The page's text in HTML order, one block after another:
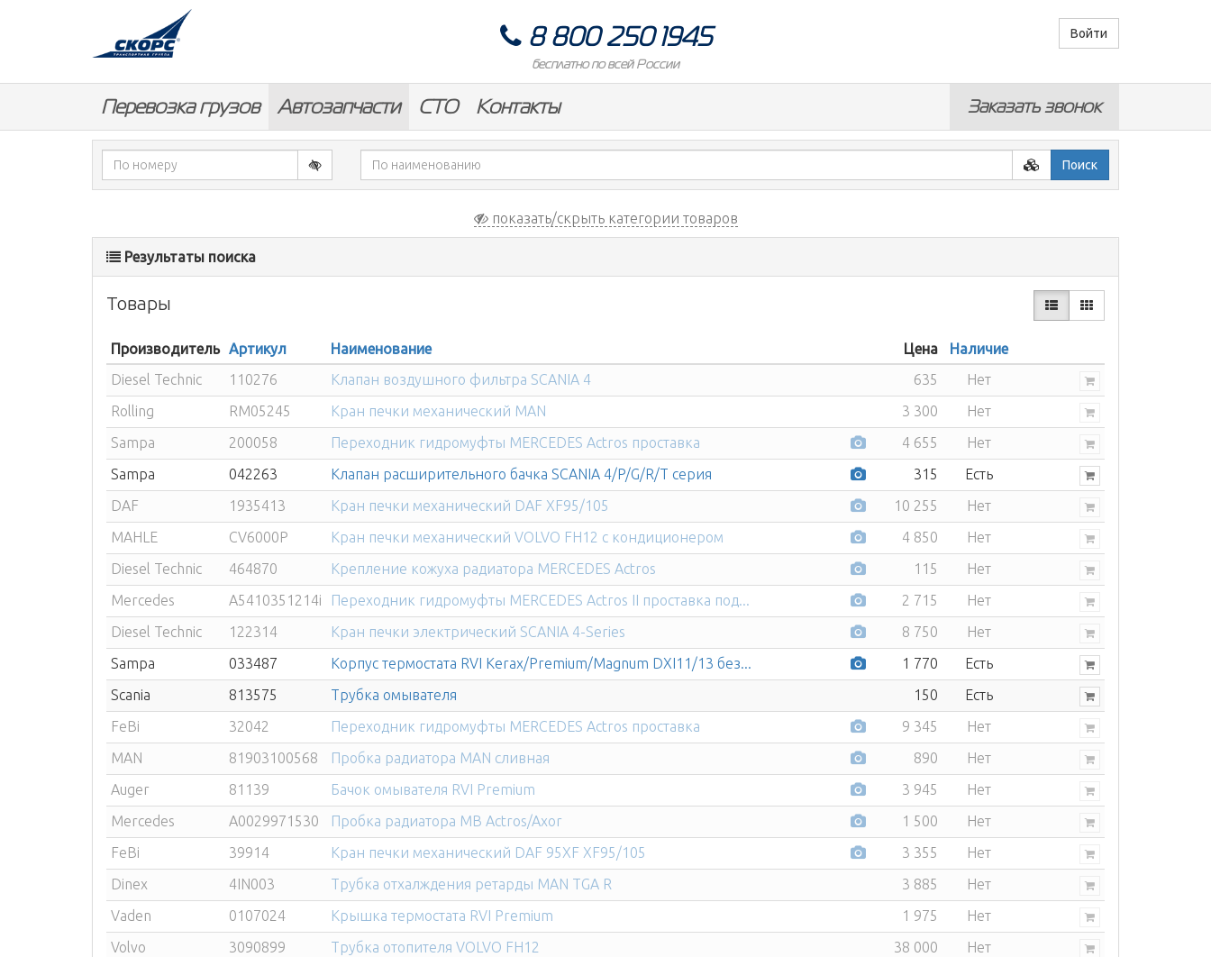
8 800 250 1945
бесплатно по всей России
Войти
Перевозка грузов Автозапчасти СТО Контакты Заказать звонок
Поиск
показать/скрыть категории товаров
Результаты поиска
Товары
Производитель Артикул Наименование Цена
Наличие
Diesel Technic
110276 Клапан воздушного фильтра SCANIA 4 635
Нет
Rolling
RM05245 Кран печки механический MAN 3 300
Нет
Sampa
200058 Переходник гидромуфты MERCEDES Actros проставка 4 655
Нет
Sampa
042263 Клапан расширительного бачка SCANIA 4/P/G/R/T серия 315
Есть
DAF
1935413 Кран печки механический DAF XF95/105 10 255
Нет
MAHLE
CV6000P Кран печки механический VOLVO FH12 с кондиционером 4 850
Нет
Diesel Technic
464870 Крепление кожуха радиатора MERCEDES Actros 115
Нет
Mercedes
A5410351214i Переходник гидромуфты MERCEDES Actros II проставка под... 2 715
Нет
Diesel Technic
122314 Кран печки электрический SCANIA 4-Series 8 750
Нет
Sampa
033487 Корпус термостата RVI Kerax/Premium/Magnum DXI11/13 без... 1 770
Есть
Scania
813575 Трубка омывателя 150
Есть
FeBi
32042 Переходник гидромуфты MERCEDES Actros проставка 9 345
Нет
MAN
81903100568 Пробка радиатора MAN сливная 890
Нет
Auger
81139 Бачок омывателя RVI Premium 3 945
Нет
Mercedes
A0029971530 Пробка радиатора MB Actros/Axor 1 500
Нет
FeBi
39914 Кран печки механический DAF 95XF XF95/105 3 355
Нет
Dinex
4IN003 Трубка отхалждения ретарды MAN TGA R 3 885
Нет
Vaden
0107024 Крышка термостата RVI Premium 1 975
Нет
Volvo
3090899 Трубка отопителя VOLVO FH12 38 000
Нет